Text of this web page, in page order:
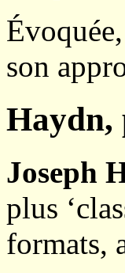
son
Haydn,
Joseph
plus
formats,